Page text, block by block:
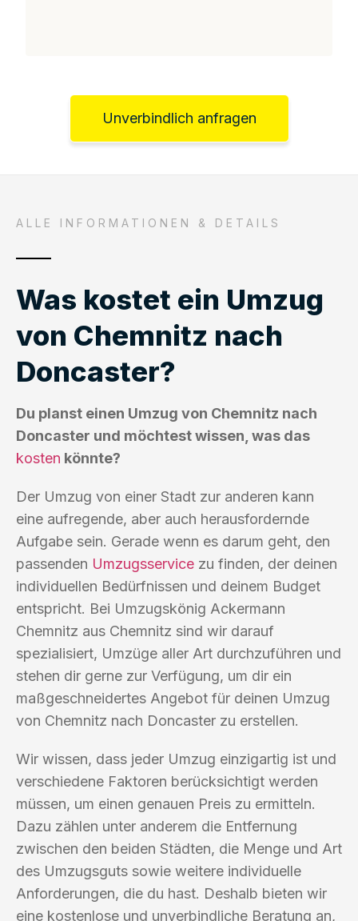
Unverbindlich anfragen
ALLE INFORMATIONEN & DETAILS
Was kostet ein Umzug
von Chemnitz nach
Doncaster?
Du planst einen Umzug von Chemnitz nach
Doncaster und möchtest wissen, was das
kosten könnte?
Der Umzug von einer Stadt zur anderen kann
eine aufregende, aber auch herausfordernde
Aufgabe sein. Gerade wenn es darum geht, den
passenden Umzugsservice zu finden, der deinen
individuellen Bedürfnissen und deinem Budget
entspricht. Bei Umzugskönig Ackermann
Chemnitz aus Chemnitz sind wir darauf
spezialisiert, Umzüge aller Art durchzuführen und
stehen dir gerne zur Verfügung, um dir ein
maßgeschneidertes Angebot für deinen Umzug
von Chemnitz nach Doncaster zu erstellen.
Wir wissen, dass jeder Umzug einzigartig ist und
verschiedene Faktoren berücksichtigt werden
müssen, um einen genauen Preis zu ermitteln.
Dazu zählen unter anderem die Entfernung
zwischen den beiden Städten, die Menge und Art
des Umzugsguts sowie weitere individuelle
Anforderungen, die du hast. Deshalb bieten wir
eine kostenlose und unverbindliche Beratung an,